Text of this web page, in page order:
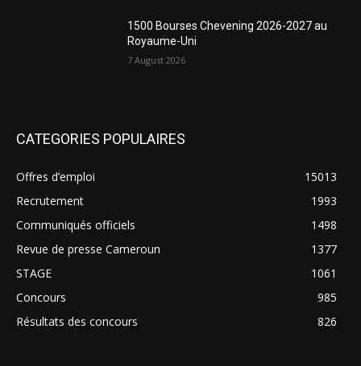
1500 Bourses Chevening 2026-2027 au
Royaume-Uni
7 August 2026
CATEGORIES POPULAIRES
Offres d’emploi
15013
Recrutement
1993
Communiqués officiels
1498
Revue de presse Cameroun
1377
STAGE
1061
Concours
985
Résultats des concours
826